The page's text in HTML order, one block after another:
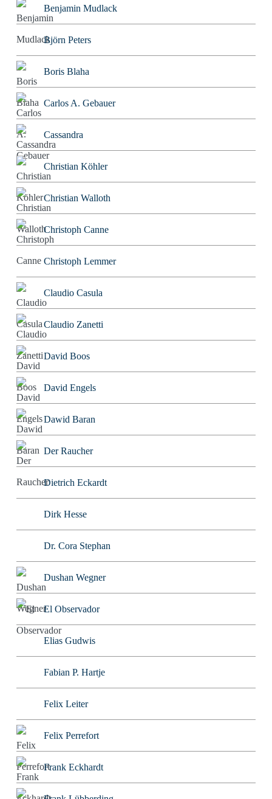
Benjamin Mudlack
Björn Peters
Boris Blaha
Carlos A. Gebauer
Cassandra
Christian Köhler
Christian Walloth
Christoph Canne
Christoph Lemmer
Claudio Casula
Claudio Zanetti
David Boos
David Engels
Dawid Baran
Der Raucher
Dietrich Eckardt
Dirk Hesse
Dr. Cora Stephan
Dushan Wegner
El Observador
Elias Gudwis
Fabian P. Hartje
Felix Leiter
Felix Perrefort
Frank Eckhardt